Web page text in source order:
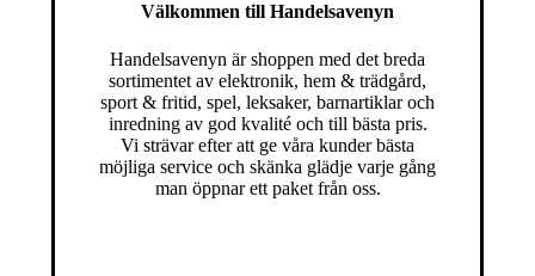
Välkommen till Handelsavenyn
Handelsavenyn är shoppen med det breda
sortimentet av elektronik, hem & trädgård,
sport & fritid, spel, leksaker, barnartiklar och
inredning av god kvalité och till bästa pris.
Vi strävar efter att ge våra kunder bästa
möjliga service och skänka glädje varje gång
man öppnar ett paket från oss.